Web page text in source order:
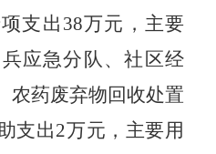
支出38万元，主要
应急分队、社区经
农药废弃物回收处置
支出2万元，主要用